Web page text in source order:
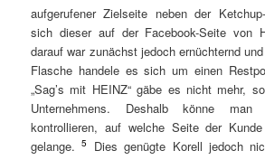
aufgerufener Zielseite neben der
sich dieser auf der Facebook-Seite von
darauf war zunächst jedoch ernüchternd
Flasche handele es sich um einen
„Sag’s mit HEINZ“ gäbe es nicht mehr,
Unternehmens. Deshalb könne
kontrollieren, auf welche Seite der
gelange.5
Dies genügte Korell jedoch